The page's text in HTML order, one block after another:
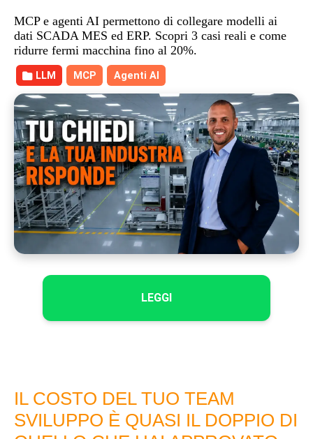
LEGGI
MCP e agenti AI permettono di collegare modelli ai
dati SCADA MES ed ERP. Scopri 3 casi reali e come
ridurre fermi macchina fino al 20%.
LLM MCP Agenti AI
IL COSTO DEL TUO TEAM
SVILUPPO È QUASI IL DOPPIO DI